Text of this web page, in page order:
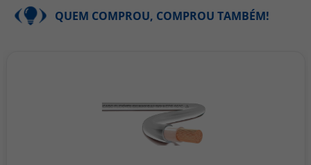
QUEM COMPROU, COMPROU TAMBÉM!